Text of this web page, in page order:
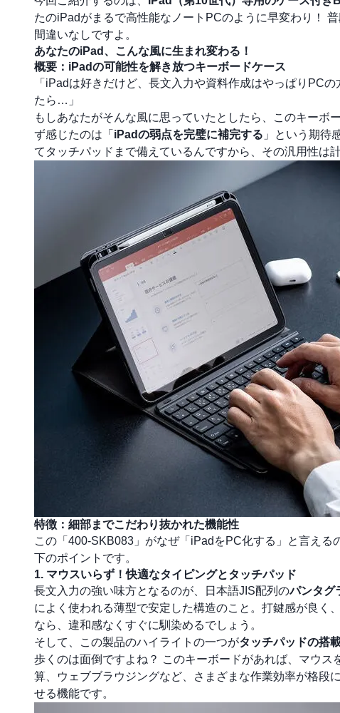
たのiPadがまるで高性能なノートPCのように早変わり！
間違いなしですよ。
あなたのiPad、こんな風に生まれ変わる！
概要：iPadの可能性を解き放つキーボードケース
「iPadは好きだけど、長文入力や資料作成はやっぱりPC
たら…」
もしあなたがそんな風に思っていたとしたら、このキーボ
ず感じたのは「 iPadの弱点を完璧に補完する 」という期待
てタッチパッドまで備えているんですから、その汎用性は
特徴：細部までこだわり抜かれた機能性
この「400-SKB083」がなぜ「iPadをPC化する」と言え
下のポイントです。
1. マウスいらず！快適なタイピングとタッチパッド
長文入力の強い味方となるのが、日本語JIS配列のパンタグ
によく使われる薄型で安定した構造のこと。打鍵感が良く
なら、違和感なくすぐに馴染めるでしょう。
そして、この製品のハイライトの一つがタッチパッドの搭
歩くのは面倒ですよね？ このキーボードがあれば、マウ
算、ウェブブラウジングなど、さまざまな作業効率が格段
せる機能です。